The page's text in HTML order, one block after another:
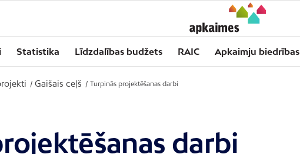
Statistika Līdzdalības budžets RAIC Apkaimju biedrības
/ Gaišais ceļš / Turpinās projektēšanas darbi
darbi